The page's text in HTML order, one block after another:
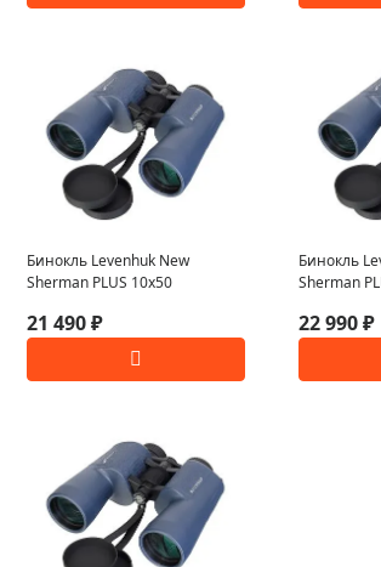
Бинокль Levenhuk New
Sherman PLUS 10x50
21 490 ₽
Бинокль
Sherman
22 990 ₽